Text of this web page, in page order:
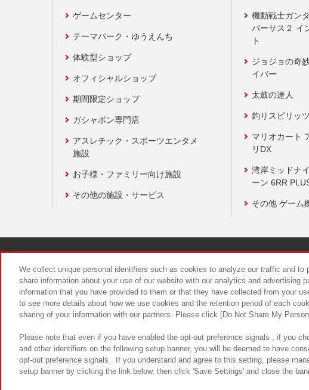
ゲームセンター
テーマパーク・ゆうえんち
体験型ショップ
オフィシャルショップ
期間限定ショップ
ガシャポン専門店
アスレチック・スポーツエンタメ
施設
お子様・ファミリー向け施設
その他の施設・サービス
機動戦士ガン
バーサス２ イ
ト
ジョジョの奇
イバー
太鼓の達人
釣りスピリッツ
マリオカート
リDX
湾岸ミッドナ
ーン 6RR
その他 ゲーム
食品のご提供について
We collect unique personal identifiers such as cookies to analyze our traffic and to
share information about your use of our website with our analytics and advertising
information that you have provided to them or that they have collected from your
to see more details about how we use cookies and the retention period of each
sharing of your information with our partners. Please click [Do Not Share My
Please note that even if you have enabled the opt-out preference signals , if you
and other identifiers on the following setup banner, you will be deemed to have
opt-out preference signals . If you understand and agree to this setting, please
setup banner by clicking the link below, then click 'Save Settings' and close the